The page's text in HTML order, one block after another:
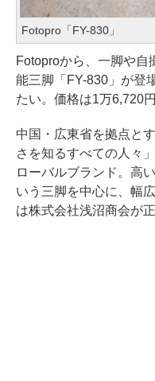
Fotopro「FY-830」
Fotoproから、一脚や自
能三脚「FY-830」が登
たい。価格は1万6,720円
中国・広東省を拠点と
さを知るすべての人々
ローバルブランド。高
いう三脚を中心に、幅
は株式会社浅沼商会が